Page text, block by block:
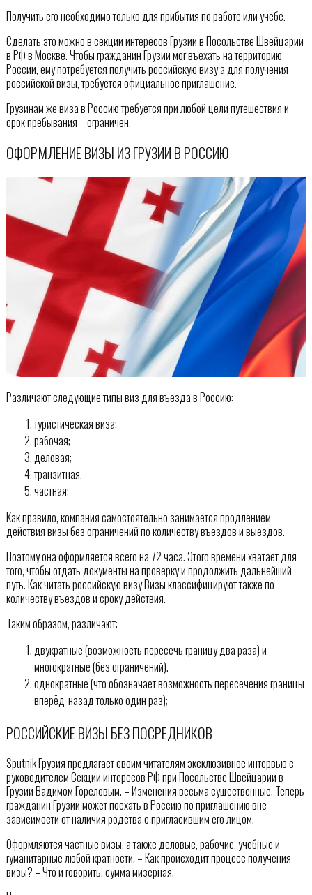
Получить его необходимо только для прибытия по работе или учебе.
Сделать это можно в секции интересов Грузии в Посольстве Швейцарии
в РФ в Москве. Чтобы гражданин Грузии мог въехать на территорию
России, ему потребуется получить российскую визу а для получения
российской визы, требуется официальное приглашение.
Грузинам же виза в Россию требуется при любой цели путешествия и
срок пребывания – ограничен.
ОФОРМЛЕНИЕ ВИЗЫ ИЗ ГРУЗИИ В РОССИЮ
Различают следующие типы виз для въезда в Россию:
туристическая виза;
рабочая;
деловая;
транзитная.
частная;
Как правило, компания самостоятельно занимается продлением
действия визы без ограничений по количеству въездов и выездов.
Поэтому она оформляется всего на 72 часа. Этого времени хватает для
того, чтобы отдать документы на проверку и продолжить дальнейший
путь. Как читать российскую визу Визы классифицируют также по
количеству въездов и сроку действия.
Таким образом, различают:
двукратные (возможность пересечь границу два раза) и
многократные (без ограничений).
однократные (что обозначает возможность пересечения границы
вперёд-назад только один раз);
РОССИЙСКИЕ ВИЗЫ БЕЗ ПОСРЕДНИКОВ
Sputnik Грузия предлагает своим читателям эксклюзивное интервью с
руководителем Секции интересов РФ при Посольстве Швейцарии в
Грузии Вадимом Гореловым. – Изменения весьма существенные. Теперь
гражданин Грузии может поехать в Россию по приглашению вне
зависимости от наличия родства с пригласившим его лицом.
Оформляются частные визы, а также деловые, рабочие, учебные и
гуманитарные любой кратности. – Как происходит процесс получения
визы? – Что и говорить, сумма мизерная.